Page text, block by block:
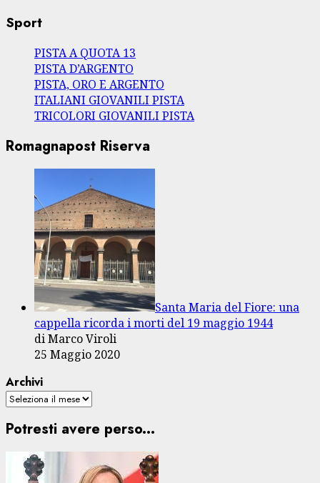
Sport
PISTA A QUOTA 13
PISTA D’ARGENTO
PISTA, ORO E ARGENTO
ITALIANI GIOVANILI PISTA
TRICOLORI GIOVANILI PISTA
Romagnapost Riserva
Santa Maria del Fiore: una
cappella ricorda i morti del 19 maggio 1944
di Marco Viroli
25 Maggio 2020
Archivi
Potresti avere perso...